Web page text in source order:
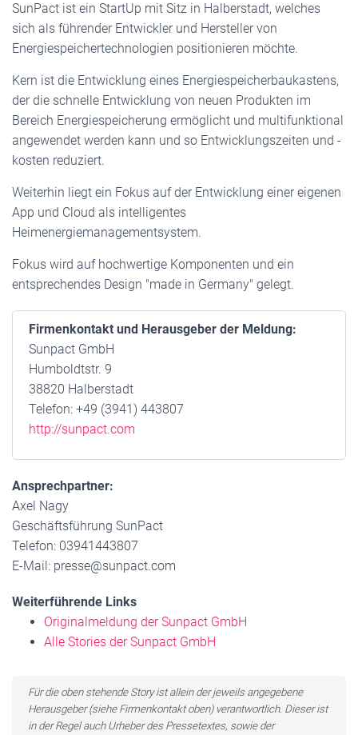
SunPact ist ein StartUp mit Sitz in Halberstadt, welches
sich als führender Entwickler und Hersteller von
Energiespeichertechnologien positionieren möchte.
Kern ist die Entwicklung eines Energiespeicherbaukastens,
der die schnelle Entwicklung von neuen Produkten im
Bereich Energiespeicherung ermöglicht und multifunktional
angewendet werden kann und so Entwicklungszeiten und -
kosten reduziert.
Weiterhin liegt ein Fokus auf der Entwicklung einer eigenen
App und Cloud als intelligentes
Heimenergiemanagementsystem.
Fokus wird auf hochwertige Komponenten und ein
entsprechendes Design "made in Germany" gelegt.
Firmenkontakt und Herausgeber der Meldung:
Sunpact GmbH
Humboldtstr. 9
38820 Halberstadt
Telefon: +49 (3941) 443807
http://sunpact.com
Ansprechpartner:
Axel Nagy
Geschäftsführung SunPact
Telefon: 03941443807
E-Mail: presse@sunpact.com
Weiterführende Links
Originalmeldung der Sunpact GmbH
Alle Stories der Sunpact GmbH
Für die oben stehende Story ist allein der jeweils angegebene
Herausgeber (siehe Firmenkontakt oben) verantwortlich. Dieser ist
in der Regel auch Urheber des Pressetextes, sowie der